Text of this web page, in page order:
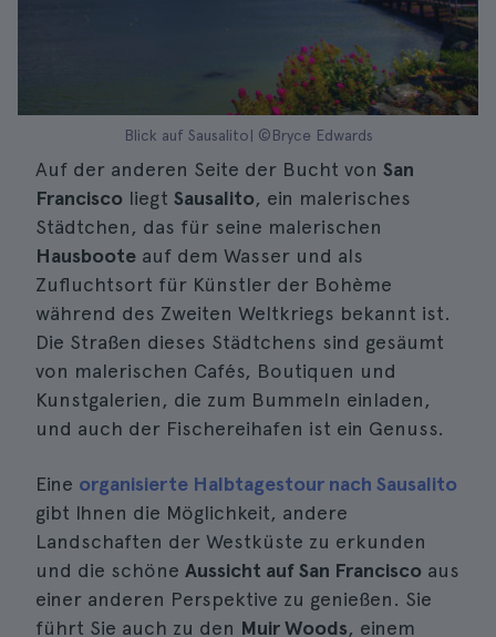
Blick auf Sausalito| ©Bryce Edwards
Auf der anderen Seite der Bucht von San
Francisco liegt Sausalito, ein malerisches
Städtchen, das für seine malerischen
Hausboote auf dem Wasser und als
Zufluchtsort für Künstler der Bohème
während des Zweiten Weltkriegs bekannt ist.
Die Straßen dieses Städtchens sind gesäumt
von malerischen Cafés, Boutiquen und
Kunstgalerien, die zum Bummeln einladen,
und auch der Fischereihafen ist ein Genuss.
Eine organisierte Halbtagestour nach Sausalito
gibt Ihnen die Möglichkeit, andere
Landschaften der Westküste zu erkunden
und die schöne Aussicht auf San Francisco aus
einer anderen Perspektive zu genießen. Sie
führt Sie auch zu den Muir Woods, einem